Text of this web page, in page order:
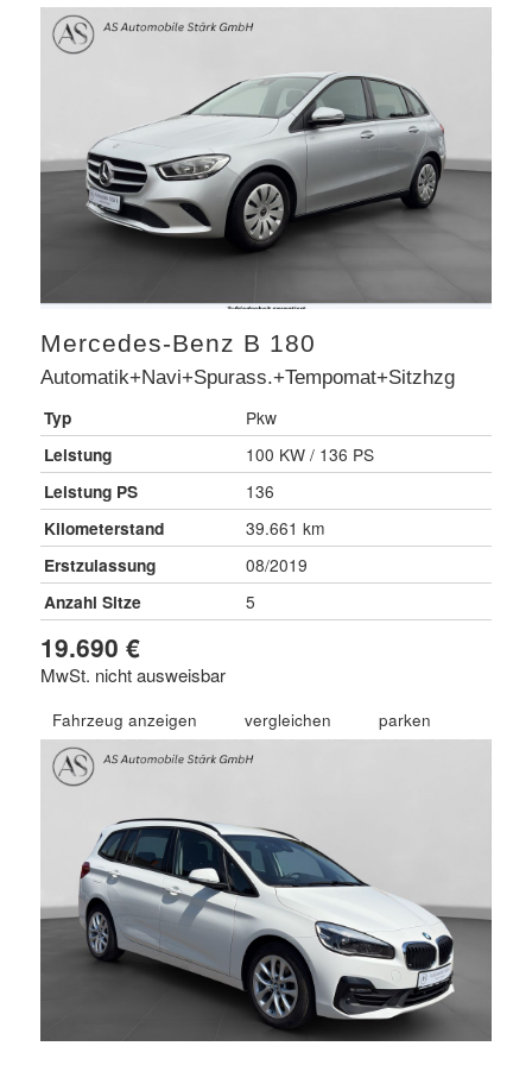
Mercedes-Benz B 180
Automatik+Navi+Spurass.+Tempomat+Sitzhzg
Typ
Pkw
Leistung
100 KW / 136 PS
Leistung PS
136
Kilometerstand
39.661 km
Erstzulassung
08/2019
Anzahl Sitze
5
19.690 €
MwSt. nicht ausweisbar
Fahrzeug anzeigen vergleichen parken